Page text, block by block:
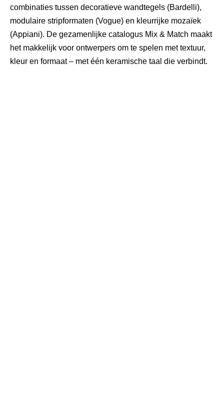
combinaties tussen decoratieve wandtegels (Bardelli),
modulaire stripformaten (Vogue) en kleurrijke mozaïek
(Appiani). De gezamenlijke catalogus Mix & Match maakt
het makkelijk voor ontwerpers om te spelen met textuur,
kleur en formaat – met één keramische taal die verbindt.